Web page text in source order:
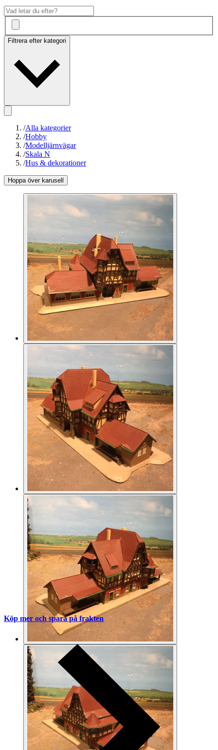
Filtrera efter kategori
/Alla kategorier
/Hobby
/Modelljärnvägar
/Skala N
/Hus & dekorationer
Hoppa över karusell
Köp mer och spara på frakten